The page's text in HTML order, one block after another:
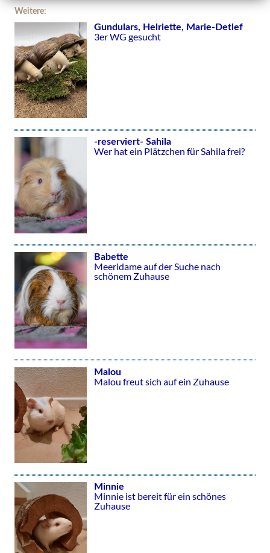
Weitere:
Gundulars, Helriette, Marie-Detlef
3er WG gesucht
-reserviert- Sahila
Wer hat ein Plätzchen für Sahila frei?
Babette
Meeridame auf der Suche nach
schönem Zuhause
Malou
Malou freut sich auf ein Zuhause
Minnie
Minnie ist bereit für ein schönes
Zuhause